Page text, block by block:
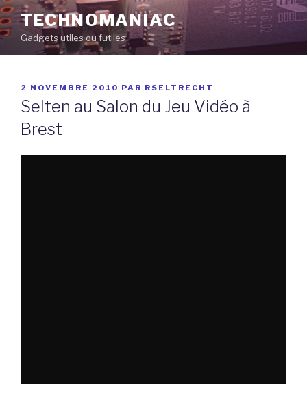
Aller
au
contenu
principal
TECHNOMANIAC
Gadgets utiles ou futiles
PUBLIÉ
LE
2 NOVEMBRE 2010 PAR RSELTRECHT
Selten au Salon du Jeu Vidéo à
Brest